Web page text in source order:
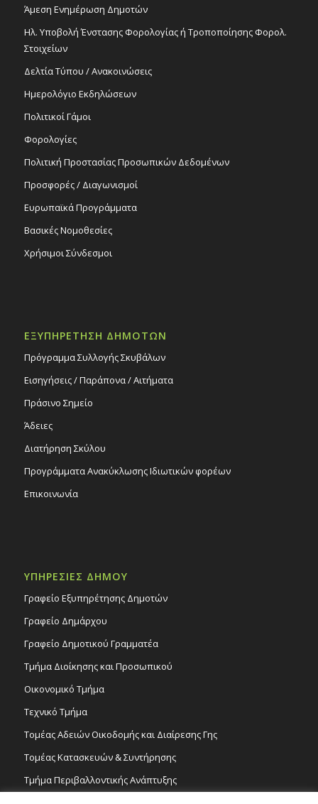
Άμεση Ενημέρωση Δημοτών
Ηλ. Υποβολή Ένστασης Φορολογίας ή Τροποποίησης Φορολ.
Στοιχείων
Δελτία Τύπου / Ανακοινώσεις
Ημερολόγιο Εκδηλώσεων
Πολιτικοί Γάμοι
Φορολογίες
Πολιτική Προστασίας Προσωπικών Δεδομένων
Προσφορές / Διαγωνισμοί
Ευρωπαϊκά Προγράμματα
Βασικές Νομοθεσίες
Χρήσιμοι Σύνδεσμοι
ΕΞΥΠΗΡΕΤΗΣΗ ΔΗΜΟΤΩΝ
Πρόγραμμα Συλλογής Σκυβάλων
Εισηγήσεις / Παράπονα / Αιτήματα
Πράσινο Σημείο
Άδειες
Διατήρηση Σκύλου
Προγράμματα Ανακύκλωσης Ιδιωτικών φορέων
Επικοινωνία
ΥΠΗΡΕΣΙΕΣ ΔΗΜΟΥ
Γραφείο Εξυπηρέτησης Δημοτών
Γραφείο Δημάρχου
Γραφείο Δημοτικού Γραμματέα
Τμήμα Διοίκησης και Προσωπικού
Οικονομικό Τμήμα
Τεχνικό Τμήμα
Τομέας Αδειών Οικοδομής και Διαίρεσης Γης
Τομέας Κατασκευών & Συντήρησης
Τμήμα Περιβαλλοντικής Ανάπτυξης